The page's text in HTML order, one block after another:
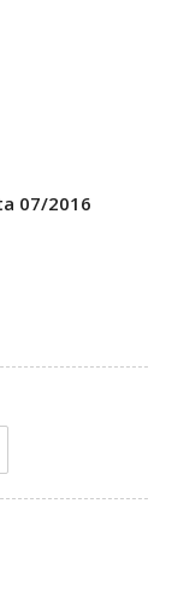
07/2016